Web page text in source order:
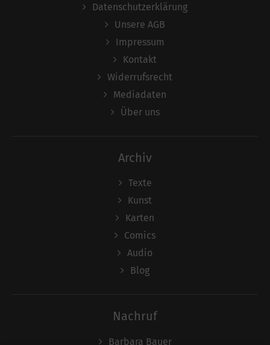
Datenschutzerklärung
Unsere AGB
Impressum
Kontakt
Widerrufsrecht
Mediadaten
Über uns
Archiv
Texte
Kunst
Karten
Comics
Audio
Blog
Nachruf
Barbara Bauer